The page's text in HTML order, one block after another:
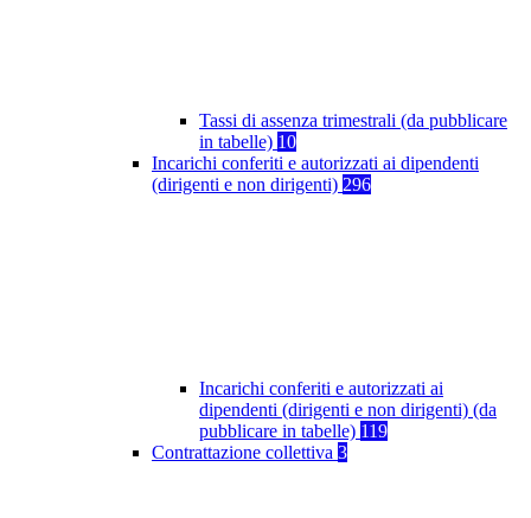
Tassi di assenza trimestrali (da pubblicare
in tabelle) 10
Incarichi conferiti e autorizzati ai dipendenti
(dirigenti e non dirigenti) 296
Incarichi conferiti e autorizzati ai
dipendenti (dirigenti e non dirigenti) (da
pubblicare in tabelle) 119
Contrattazione collettiva 3